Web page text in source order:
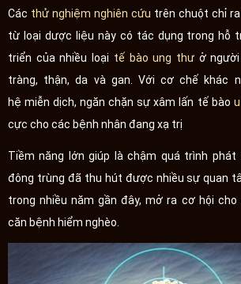
Các thử nghiệm nghiên cứu trên chuột chỉ
từ loại dược liệu này có tác dụng trong hỗ
triển của nhiều loại tế bào ung thư ở
tràng, thận, da và gan. Với cơ chế khác
hệ miễn dịch, ngăn chặn sự xâm lấn tế bào
cực cho các bệnh nhân đang xạ trị
Tiềm năng lớn giúp là chậm quá trình phát
đông trùng đã thu hút được nhiều sự quan
trong nhiều năm gần đây, mở ra cơ hội
căn bệnh hiểm nghèo.